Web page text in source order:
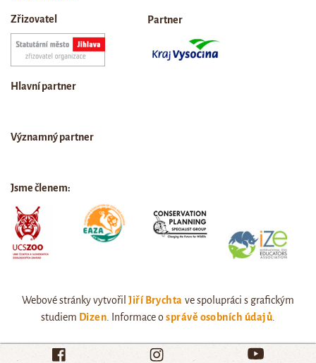
Zřizovatel Partner
Hlavní partner
Významný partner
Jsme členem:
Webové stránky vytvořilJiří Brychta ve spolupráci s grafickým
studiem Dizen . Informace osprávě osobních údajů